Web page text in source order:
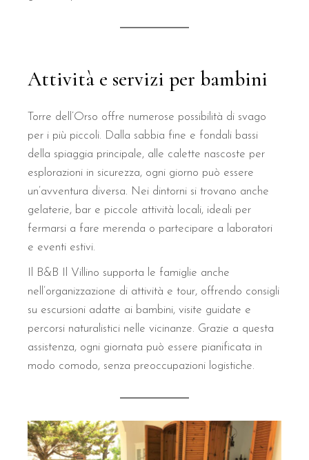
Attività e servizi per bambini
Torre dell’Orso offre numerose possibilità di svago
per i più piccoli. Dalla sabbia fine e fondali bassi
della spiaggia principale, alle calette nascoste per
esplorazioni in sicurezza, ogni giorno può essere
un’avventura diversa. Nei dintorni si trovano anche
gelaterie, bar e piccole attività locali, ideali per
fermarsi a fare merenda o partecipare a laboratori
e eventi estivi.
Il B&B Il Villino supporta le famiglie anche
nell’organizzazione di attività e tour, offrendo consigli
su escursioni adatte ai bambini, visite guidate e
percorsi naturalistici nelle vicinanze. Grazie a questa
assistenza, ogni giornata può essere pianificata in
modo comodo, senza preoccupazioni logistiche.